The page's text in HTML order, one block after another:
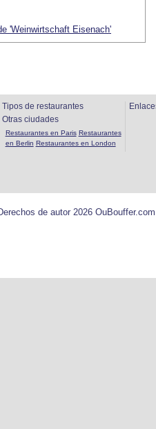
'Weinwirtschaft Eisenach'
Tipos de restaurantes
Otras ciudades
Restaurantes en Paris Restaurantes
en Berlin Restaurantes en London
de autor 2026